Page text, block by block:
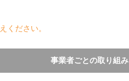
ください。
事業者ごとの取り組み